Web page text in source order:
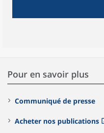
Pour en savoir plus
Communiqué de presse
Acheter nos publications